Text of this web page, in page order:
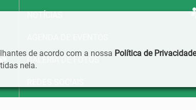
GALERIA DE FOTOS
de acordo com a nossa Política de Privacidade
nela.